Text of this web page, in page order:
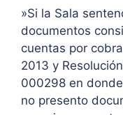
»Si la Sala
documentos
cuentas por
2013 y
000298 en
no presento